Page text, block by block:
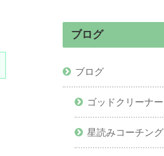
ブログ
ブログ
ゴッドクリーナー
星読みコーチング